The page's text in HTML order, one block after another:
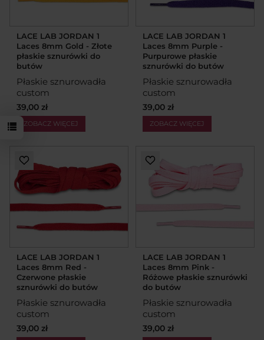
LACE LAB JORDAN 1
Laces 8mm Gold - Złote
płaskie sznurówki do
butów
Płaskie sznurowadła
custom
39,00 zł
ZOBACZ WIĘCEJ
LACE LAB JORDAN 1
Laces 8mm Purple -
Purpurowe płaskie
sznurówki do butów
Płaskie sznurowadła
custom
39,00 zł
ZOBACZ WIĘCEJ
LACE LAB JORDAN 1
Laces 8mm Red -
Czerwone płaskie
sznurówki do butów
Płaskie sznurowadła
custom
39,00 zł
LACE LAB JORDAN 1
Laces 8mm Pink -
Różowe płaskie sznurówki
do butów
Płaskie sznurowadła
custom
39,00 zł